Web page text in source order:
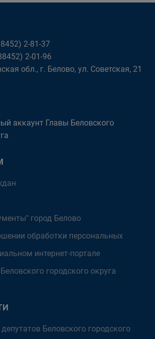
2-81-37
2-01-96
обл., г. Белово, ул. Советская, 21
аккаунт Главы Беловского
город Белово
обработки персональных
интернет-портале
городского округа
Беловского городского